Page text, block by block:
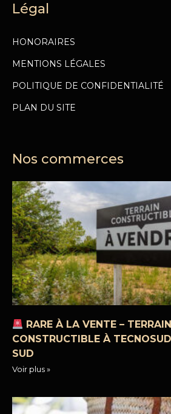
Légal
HONORAIRES
MENTIONS LÉGALES
POLITIQUE DE CONFIDENTIALITÉ
PLAN DU SITE
Nos commerces
RARE À LA VENTE – TERRAIN
CONSTRUCTIBLE À
SUD
Voir plus »